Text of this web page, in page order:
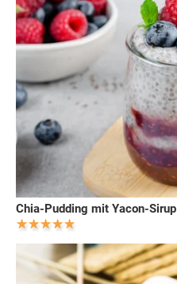
Chia-Pudding mit Yacon-Sirup